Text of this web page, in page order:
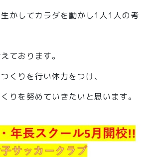
かしてカラダを動かし1人1人の考
ております。
くりを行い体力をつけ、
りを努めていきたいと思います。